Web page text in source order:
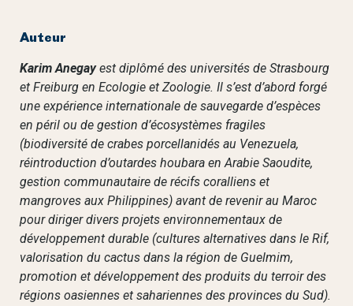
Auteur
Karim Anegayest diplômé des universités de Strasbourg
et Freiburg en Ecologie et Zoologie. Il s’est d’abord forgé
une expérience internationale de sauvegarde d’espèces
en péril ou de gestion d’écosystèmes fragiles
(biodiversité de crabes porcellanidés au Venezuela,
réintroduction d’outardes houbara en Arabie Saoudite,
gestion communautaire de récifs coralliens et
mangroves aux Philippines) avant de revenir au Maroc
pour diriger divers projets environnementaux de
développement durable (cultures alternatives dans le Rif,
valorisation du cactus dans la région de Guelmim,
promotion et développement des produits du terroir des
régions oasiennes et sahariennes des provinces du Sud).